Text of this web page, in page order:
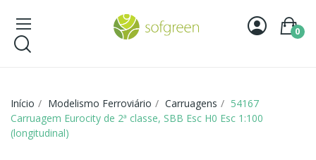
0
Início Modelismo Ferroviário Carruagens
54167
Carruagem Eurocity de 2ª classe, SBB Esc H0 Esc 1:100
(longitudinal)